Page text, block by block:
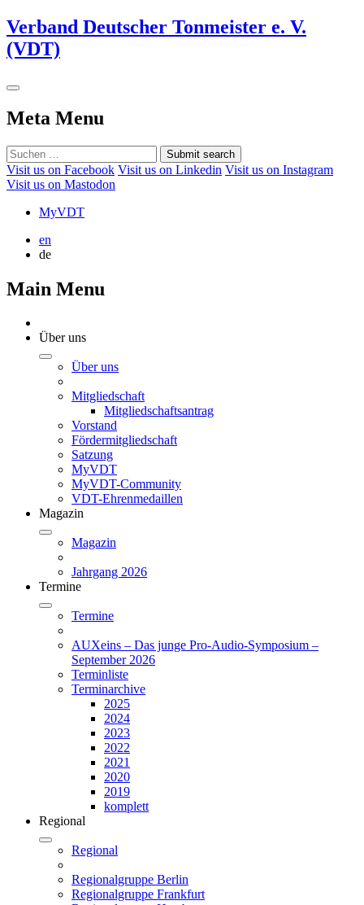
Verband Deutscher Tonmeister e. V.
(VDT)
Meta Menu
Submit search
Visit us on Facebook Visit us on Linkedin Visit us on Instagram
Visit us on Mastodon
MyVDT
en
de
Main Menu
Über uns
Über uns
Mitgliedschaft
Mitgliedschaftsantrag
Vorstand
Fördermitgliedschaft
Satzung
MyVDT
MyVDT-Community
VDT-Ehrenmedaillen
Magazin
Magazin
Jahrgang 2026
Termine
Termine
AUXeins – Das junge Pro-Audio-Symposium –
September 2026
Terminliste
Terminarchive
2025
2024
2023
2022
2021
2020
2019
komplett
Regional
Regional
Regionalgruppe Berlin
Regionalgruppe Frankfurt